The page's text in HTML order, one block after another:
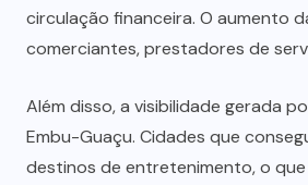
circulação financeira. O aumento
comerciantes, prestadores de
Além disso, a visibilidade gerada
Embu-Guaçu. Cidades que
destinos de entretenimento, o